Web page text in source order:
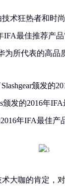
术狂热者和时
IFA最佳推荐产
为所代表的高品
颁发的
发的2016年
年IFA最佳产
大咖的肯定，